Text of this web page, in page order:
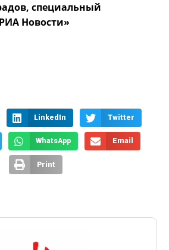
специальный
Новости»
LinkedIn Twitter
WhatsApp Email
Print